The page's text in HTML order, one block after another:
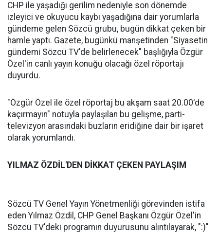
CHP ile yaşadığı gerilim nedeniyle son dönemde
izleyici ve okuyucu kaybı yaşadığına dair yorumlarla
gündeme gelen Sözcü grubu, bugün dikkat çeken bir
hamle yaptı. Gazete, bugünkü manşetinden "Siyasetin
gündemi Sözcü TV'de belirlenecek" başlığıyla Özgür
Özel'in canlı yayın konuğu olacağı özel röportajı
duyurdu.
"Özgür Özel ile özel röportaj bu akşam saat 20.00'de
kaçırmayın" notuyla paylaşılan bu gelişme, parti-
televizyon arasındaki buzların eridiğine dair bir işaret
olarak yorumlandı.
YILMAZ ÖZDİL'DEN DİKKAT ÇEKEN PAYLAŞIM
Sözcü TV Genel Yayın Yönetmenliği görevinden istifa
eden Yılmaz Özdil, CHP Genel Başkanı Özgür Özel'in
Sözcü TV'deki programın duyurusunu alıntılayarak, ":)"